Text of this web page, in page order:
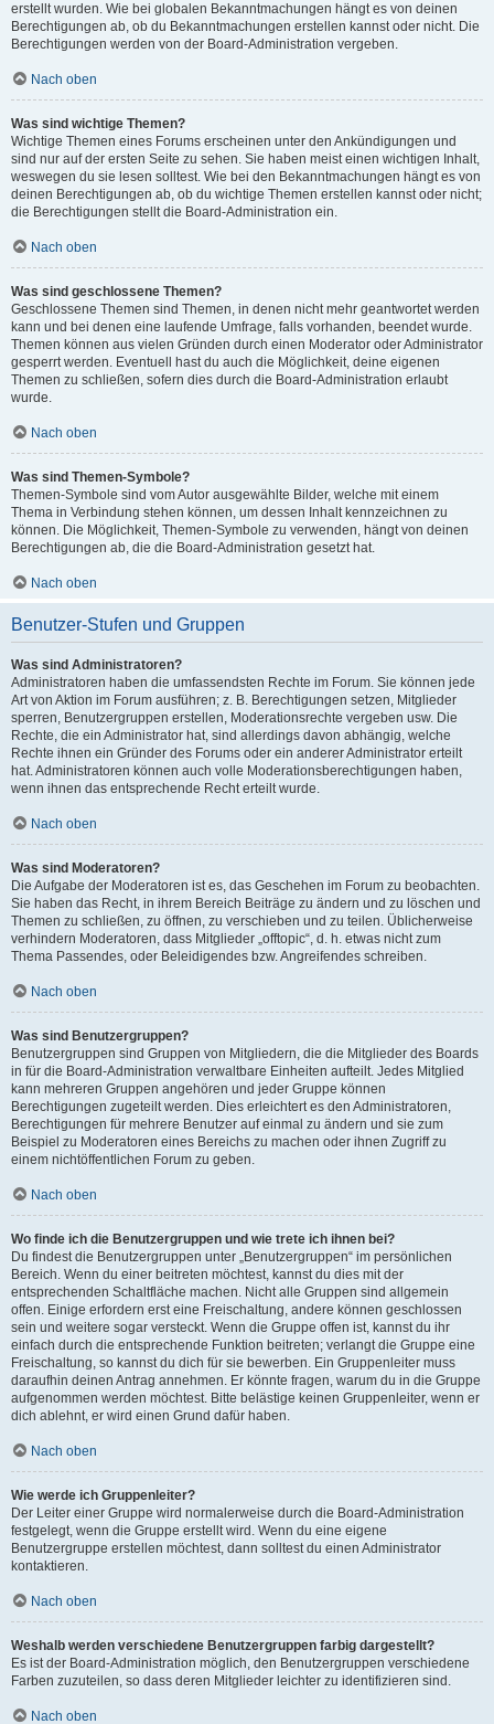
erstellt wurden. Wie bei globalen Bekanntmachungen hängt es von deinen
Berechtigungen ab, ob du Bekanntmachungen erstellen kannst oder nicht. Die
Berechtigungen werden von der Board-Administration vergeben.
Nach oben
Was sind wichtige Themen?
Wichtige Themen eines Forums erscheinen unter den Ankündigungen und
sind nur auf der ersten Seite zu sehen. Sie haben meist einen wichtigen Inhalt,
weswegen du sie lesen solltest. Wie bei den Bekanntmachungen hängt es von
deinen Berechtigungen ab, ob du wichtige Themen erstellen kannst oder nicht;
die Berechtigungen stellt die Board-Administration ein.
Nach oben
Was sind geschlossene Themen?
Geschlossene Themen sind Themen, in denen nicht mehr geantwortet werden
kann und bei denen eine laufende Umfrage, falls vorhanden, beendet wurde.
Themen können aus vielen Gründen durch einen Moderator oder Administrator
gesperrt werden. Eventuell hast du auch die Möglichkeit, deine eigenen
Themen zu schließen, sofern dies durch die Board-Administration erlaubt
wurde.
Nach oben
Was sind Themen-Symbole?
Themen-Symbole sind vom Autor ausgewählte Bilder, welche mit einem
Thema in Verbindung stehen können, um dessen Inhalt kennzeichnen zu
können. Die Möglichkeit, Themen-Symbole zu verwenden, hängt von deinen
Berechtigungen ab, die die Board-Administration gesetzt hat.
Nach oben
Benutzer-Stufen und Gruppen
Was sind Administratoren?
Administratoren haben die umfassendsten Rechte im Forum. Sie können jede
Art von Aktion im Forum ausführen; z. B. Berechtigungen setzen, Mitglieder
sperren, Benutzergruppen erstellen, Moderationsrechte vergeben usw. Die
Rechte, die ein Administrator hat, sind allerdings davon abhängig, welche
Rechte ihnen ein Gründer des Forums oder ein anderer Administrator erteilt
hat. Administratoren können auch volle Moderationsberechtigungen haben,
wenn ihnen das entsprechende Recht erteilt wurde.
Nach oben
Was sind Moderatoren?
Die Aufgabe der Moderatoren ist es, das Geschehen im Forum zu beobachten.
Sie haben das Recht, in ihrem Bereich Beiträge zu ändern und zu löschen und
Themen zu schließen, zu öffnen, zu verschieben und zu teilen. Üblicherweise
verhindern Moderatoren, dass Mitglieder „offtopic“, d. h. etwas nicht zum
Thema Passendes, oder Beleidigendes bzw. Angreifendes schreiben.
Nach oben
Was sind Benutzergruppen?
Benutzergruppen sind Gruppen von Mitgliedern, die die Mitglieder des Boards
in für die Board-Administration verwaltbare Einheiten aufteilt. Jedes Mitglied
kann mehreren Gruppen angehören und jeder Gruppe können
Berechtigungen zugeteilt werden. Dies erleichtert es den Administratoren,
Berechtigungen für mehrere Benutzer auf einmal zu ändern und sie zum
Beispiel zu Moderatoren eines Bereichs zu machen oder ihnen Zugriff zu
einem nichtöffentlichen Forum zu geben.
Nach oben
Wo finde ich die Benutzergruppen und wie trete ich ihnen bei?
Du findest die Benutzergruppen unter „Benutzergruppen“ im persönlichen
Bereich. Wenn du einer beitreten möchtest, kannst du dies mit der
entsprechenden Schaltfläche machen. Nicht alle Gruppen sind allgemein
offen. Einige erfordern erst eine Freischaltung, andere können geschlossen
sein und weitere sogar versteckt. Wenn die Gruppe offen ist, kannst du ihr
einfach durch die entsprechende Funktion beitreten; verlangt die Gruppe eine
Freischaltung, so kannst du dich für sie bewerben. Ein Gruppenleiter muss
daraufhin deinen Antrag annehmen. Er könnte fragen, warum du in die Gruppe
aufgenommen werden möchtest. Bitte belästige keinen Gruppenleiter, wenn er
dich ablehnt, er wird einen Grund dafür haben.
Nach oben
Wie werde ich Gruppenleiter?
Der Leiter einer Gruppe wird normalerweise durch die Board-Administration
festgelegt, wenn die Gruppe erstellt wird. Wenn du eine eigene
Benutzergruppe erstellen möchtest, dann solltest du einen Administrator
kontaktieren.
Nach oben
Weshalb werden verschiedene Benutzergruppen farbig dargestellt?
Es ist der Board-Administration möglich, den Benutzergruppen verschiedene
Farben zuzuteilen, so dass deren Mitglieder leichter zu identifizieren sind.
Nach oben